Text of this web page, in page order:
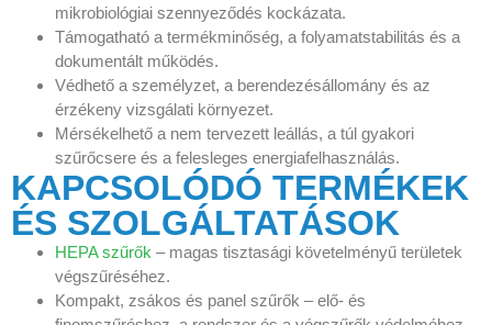
mikrobiológiai szennyeződés kockázata.
Támogatható a termékminőség, a folyamatstabilitás és a
dokumentált működés.
Védhető a személyzet, a berendezésállomány és az
érzékeny vizsgálati környezet.
Mérsékelhető a nem tervezett leállás, a túl gyakori
szűrőcsere és a felesleges energiafelhasználás.
KAPCSOLÓDÓ TERMÉKEK
ÉS SZOLGÁLTATÁSOK
HEPA szűrők – magas tisztasági követelményű területek
végszűréséhez.
Kompakt, zsákos és panel szűrők – elő- és